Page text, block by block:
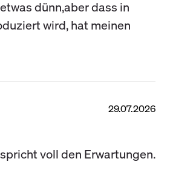
dünn,aber dass in
wird, hat meinen
29.07.2026
voll den Erwartungen.